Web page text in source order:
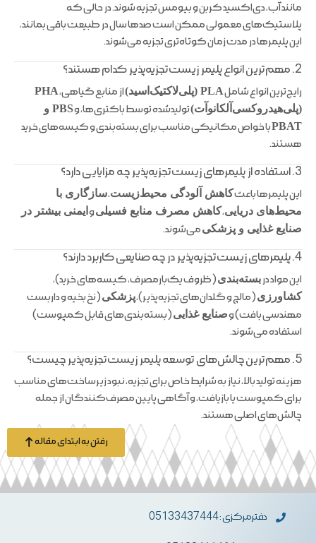
مانند آب، دی‌اکسید کربن و بیومس تجزیه شوند. در حالی که
پلاستیک‌های معمولی ممکن است صدها سال در طبیعت باقی بمانند،
این پلیمرها در مدت زمان کوتاه‌تری تجزیه می‌شوند.
2. مهم‌ترین انواع پلیمر زیست‌تجزیه‌پذیر کدام هستند؟
رایج‌ترین انواع شاملPLA (پلی‌لاکتیک‌اسید) از منابع گیاهی،PHA
(پلی‌هیدروکسی‌آلکانوآت)تولیدشده توسط باکتری‌ها، و
PBS و
PBATبا خواص مکانیکی مناسب برای بسته‌بندی و کیسه‌های خرید
هستند.
3. استفاده از پلیمرهای زیست‌تجزیه‌پذیر چه مزایایی دارد؟
این پلیمرها باعثکاهش آلودگی محیط‌زیست،سازگاری با
محیط‌های دریایی،کاهش مصرف منابع فسیلیو ایمنی بیشتر در
صنایع غذایی و پزشکیمی‌شوند.
4. پلیمرهای زیست‌تجزیه‌پذیر در چه صنایعی کاربرد دارند؟
این مواد دربسته‌بندی(ظروف یک‌بارمصرف، کیسه‌های خرید)،
کشاورزی(مالچ و گلدان‌های تجزیه‌پذیر)،پزشکی(نخ بخیه و داربست
مهندسی بافت) وصنایع غذایی(بسته‌بندی‌های قابل کمپوست)
استفاده می‌شوند.
5. مهم‌ترین چالش‌های توسعه پلیمر زیست‌تجزیه‌پذیر چیست؟
هزینه تولید بالا، نیاز به شرایط خاص برای تجزیه، نبود زیرساخت‌های مناسب
برای کمپوست یا بازیافت، و آگاهی پایین مصرف‌کنندگان از جمله
چالش‌های اصلی هستند.
رفتن به ابتدای مقاله
دفترمرکزی : 05133437444